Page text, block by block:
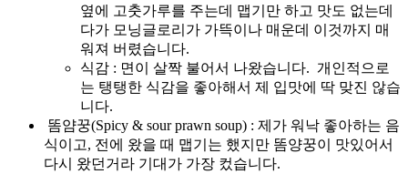
옆에 고춧가루를 주는데 맵기만 하고 맛도 없는데
다가 모닝글로리가 가뜩이나 매운데 이것까지 매
워져 버렸습니다.
식감 : 면이 살짝 불어서 나왔습니다. 개인적으로
는 탱탱한 식감을 좋아해서 제 입맛에 딱 맞진 않습
니다.
똠얌꿍(Spicy & sour prawn soup) : 제가 워낙 좋아하는 음
식이고, 전에 왔을 때 맵기는 했지만 똠양꿍이 맛있어서
다시 왔던거라 기대가 가장 컸습니다.